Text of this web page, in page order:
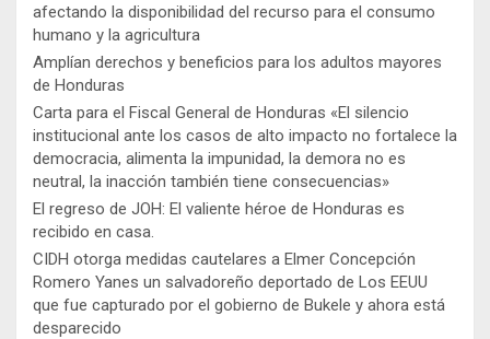
afectando la disponibilidad del recurso para el consumo
humano y la agricultura
Amplían derechos y beneficios para los adultos mayores
de Honduras
Carta para el Fiscal General de Honduras «El silencio
institucional ante los casos de alto impacto no fortalece la
democracia, alimenta la impunidad, la demora no es
neutral, la inacción también tiene consecuencias»
El regreso de JOH: El valiente héroe de Honduras es
recibido en casa.
CIDH otorga medidas cautelares a Elmer Concepción
Romero Yanes un salvadoreño deportado de Los EEUU
que fue capturado por el gobierno de Bukele y ahora está
desparecido